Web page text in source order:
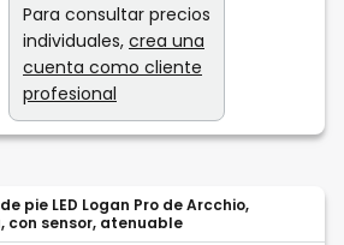
Para consultar precios
individuales, crea una
cuenta como cliente
profesional
pie LED Logan Pro de Arcchio,
con sensor, atenuable